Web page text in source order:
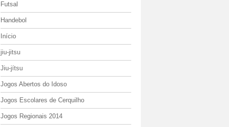
Futsal
Handebol
Início
jiu-jitsu
Jiu-jítsu
Jogos Abertos do Idoso
Jogos Escolares de Cerquilho
Jogos Regionais 2014